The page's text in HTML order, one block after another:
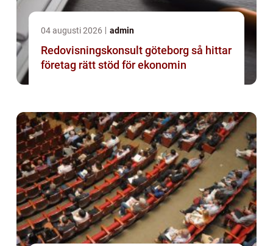
04 augusti 2026 admin
Redovisningskonsult göteborg så hittar
företag rätt stöd för ekonomin